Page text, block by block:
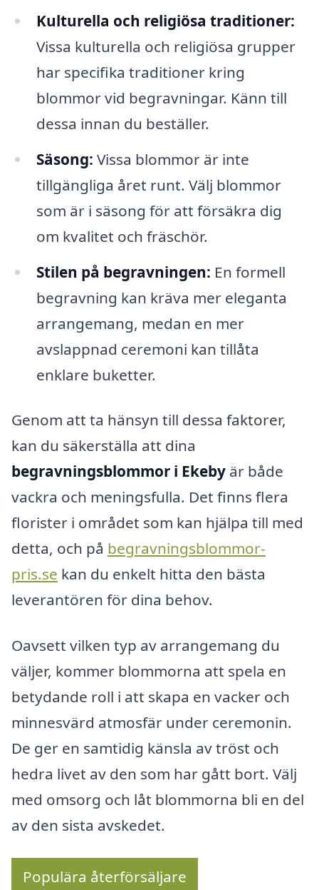
Kulturella och religiösa traditioner:
Vissa kulturella och religiösa grupper
har specifika traditioner kring
blommor vid begravningar. Känn till
dessa innan du beställer.
Säsong: Vissa blommor är inte
tillgängliga året runt. Välj blommor
som är i säsong för att försäkra dig
om kvalitet och fräschör.
Stilen på begravningen: En formell
begravning kan kräva mer eleganta
arrangemang, medan en mer
avslappnad ceremoni kan tillåta
enklare buketter.
Genom att ta hänsyn till dessa faktorer,
kan du säkerställa att dina
begravningsblommor i Ekeby är både
vackra och meningsfulla. Det finns flera
florister i området som kan hjälpa till med
detta, och på begravningsblommor-
pris.se kan du enkelt hitta den bästa
leverantören för dina behov.
Oavsett vilken typ av arrangemang du
väljer, kommer blommorna att spela en
betydande roll i att skapa en vacker och
minnesvärd atmosfär under ceremonin.
De ger en samtidig känsla av tröst och
hedra livet av den som har gått bort. Välj
med omsorg och låt blommorna bli en del
av den sista avskedet.
Populära återförsäljare